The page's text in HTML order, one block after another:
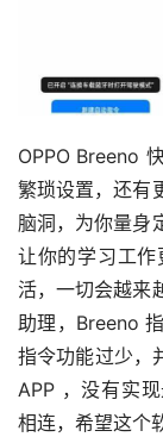
​OPPO Breeno
繁琐设置，还有
脑洞，为你量身
让你的学习工
活，一切会越来
助理，Breeno
指令功能过少，
APP ，没有实
相连，希望这个